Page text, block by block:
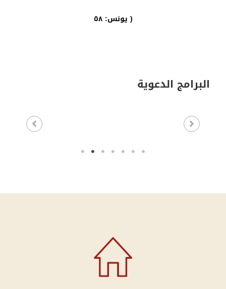
يونس: ٥٨ )
البرامج الدعوية